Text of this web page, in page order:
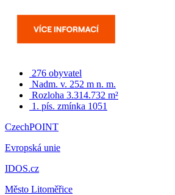
276 obyvatel
Nadm. v. 252 m n. m.
Rozloha 3.314.732 m²
1. pís. zmínka 1051
CzechPOINT
Evropská unie
IDOS.cz
Město Litoměřice